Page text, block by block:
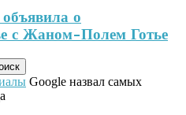
о
с Жаном-Полем Готье
Google назвал самых